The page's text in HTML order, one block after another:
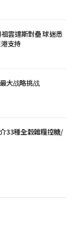
雲達斯對壘 球迷悉
支持
大战略挑战
33種全穀雜糧控糖/